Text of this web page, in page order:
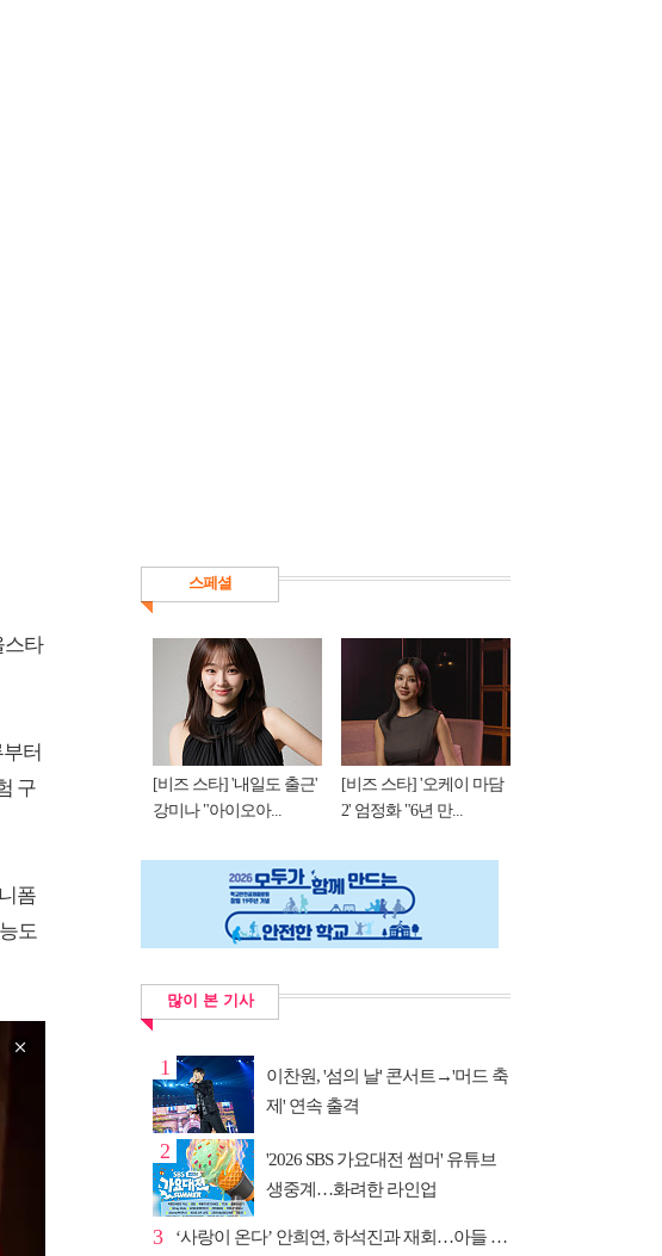
스타
터
구
폼
도
스페셜
[비즈 스타] '내일도 출근'
강미나 "아이오아...
[비즈 스타] '오케이 마담
2' 엄정화 "6년 만...
많이 본 기사
1
이찬원, '섬의 날' 콘서트→'머드 축
제' 연속 출격
2
'2026 SBS 가요대전 썸머' 유튜브
생중계…화려한 라인업
3 ‘사랑이 온다’ 안희연, 하석진과 재회…아들 비밀 밝혀...